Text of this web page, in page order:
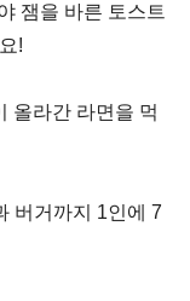
잼을 바른 토스트
!
올라간 라면을 먹
버거까지 1인에 7